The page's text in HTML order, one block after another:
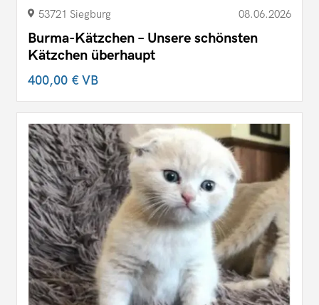
53721 Siegburg 08.06.2026
Burma-Kätzchen – Unsere schönsten
Kätzchen überhaupt
400,00 €VB